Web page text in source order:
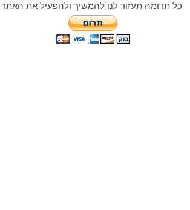
כל תרומה תעזור לנו להמשיך ולהפעיל את האתר